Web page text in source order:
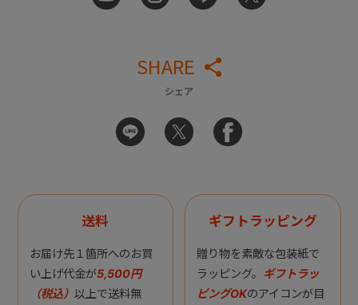
SHARE
シェア
送料
お届け先１箇所へのお買
い上げ代金が5,500円
（税込） 以上で送料無
ギフトラッピング
贈り物を素敵な包装紙で
ラッピング。 ギフトラッ
ピングOKのアイコンが目